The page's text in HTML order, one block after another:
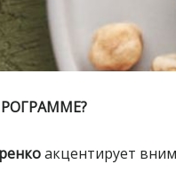
акцентирует